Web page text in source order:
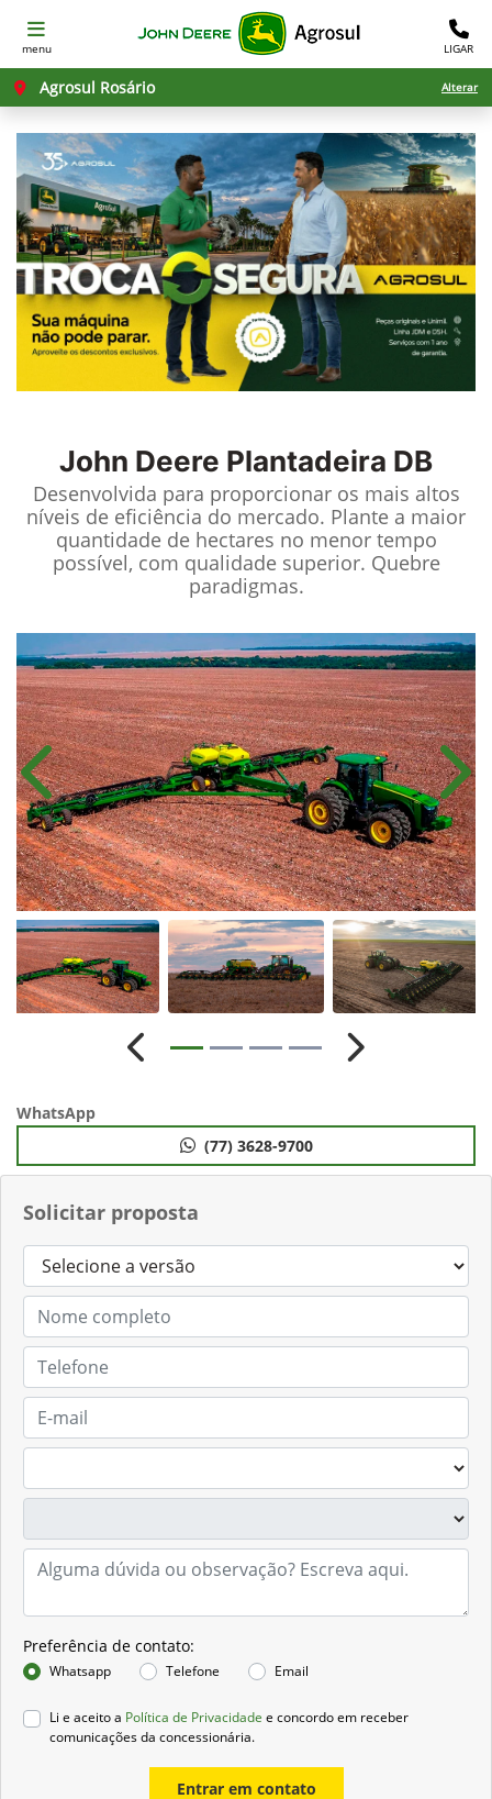
menu LIGAR
Agrosul Rosário Alterar
John Deere Plantadeira DB
Desenvolvida para proporcionar os mais altos
níveis de eficiência do mercado. Plante a maior
quantidade de hectares no menor tempo
possível, com qualidade superior. Quebre
paradigmas.
Solicitar proposta
Preferência de contato:
Whatsapp Telefone Email
Li e aceito a Política de Privacidade e concordo em receber
comunicações da concessionária.
Entrar em contato
Anterior
Anterior Próximo
WhatsApp
(77) 3628-9700